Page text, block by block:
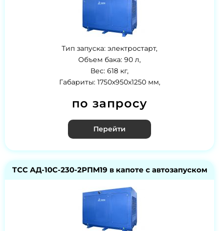
Тип запуска: электростарт,
Объем бака: 90 л,
Вес: 618 кг,
Габариты: 1750х950х1250 мм,
по запросу
Перейти
ТСС АД-10С-230-2РПМ19 в капоте с автозапуском